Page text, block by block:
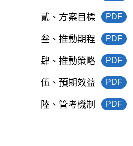
貳、方案目標 PDF
叁、推動期程 PDF
肆、推動策略 PDF
伍、預期效益 PDF
陸、管考機制 PDF